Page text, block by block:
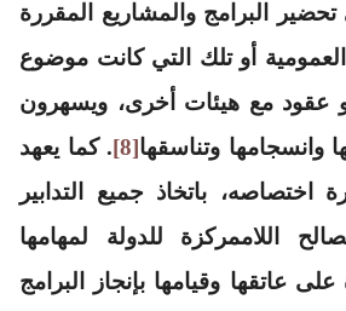
تحضير البرامج والمشاريع المقررة
أو تلك التي كانت موضوع
عقود مع هيئات أخرى، ويسهرون
وانسجامها وتناسقها[8]
. كما يعهد
اختصاصه، باتخاذ جميع التدابير
اللاممركزة للدولة لمهامها
على عاتقها وقيامها بإنجاز البرامج